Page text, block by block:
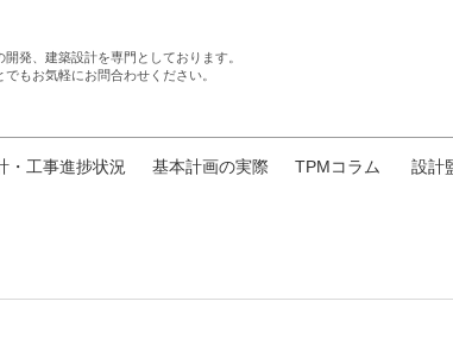
開発、建築設計を専門としております。
でもお気軽にお問合わせください。
・工事進捗状況 基本計画の実際 TPMコラム 設計